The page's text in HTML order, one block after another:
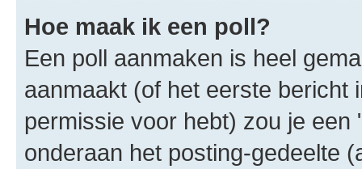
Hoe maak ik een poll?
Een poll aanmaken is heel
aanmaakt (of het eerste bericht
permissie voor hebt) zou je
onderaan het posting-gedeelte